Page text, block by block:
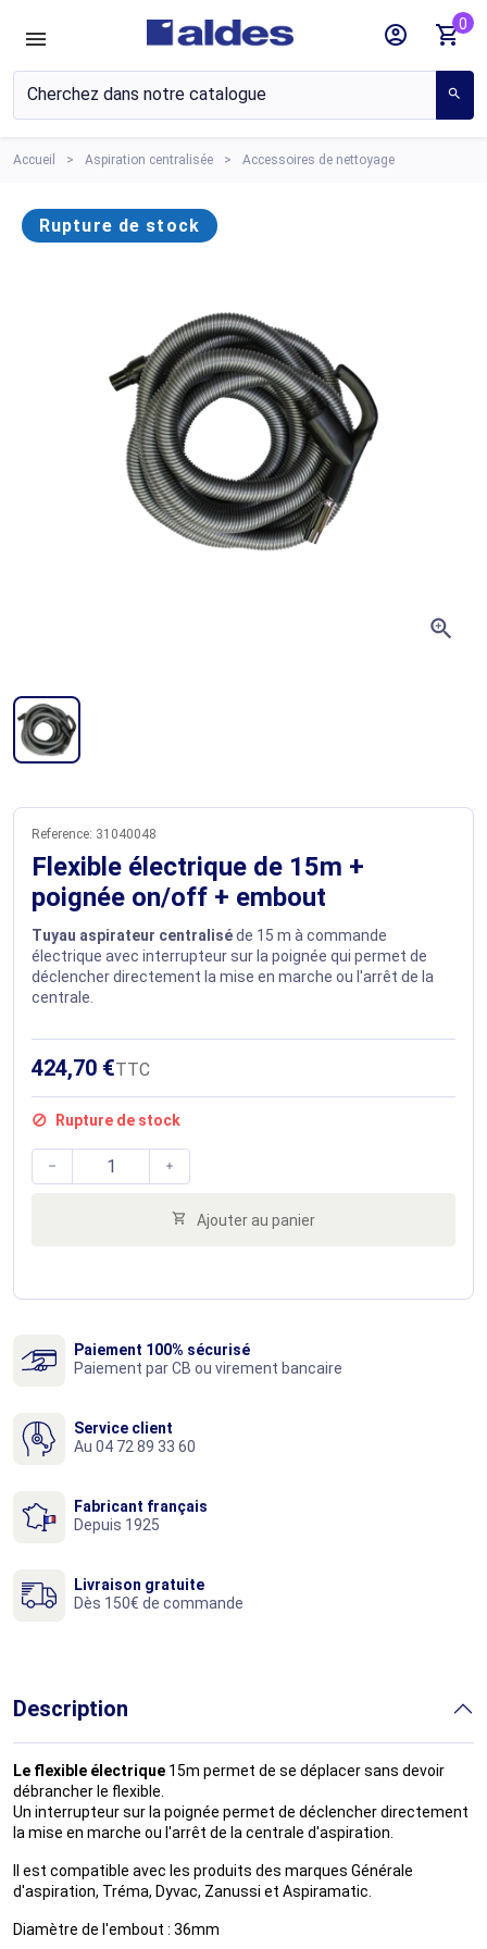
search
account_circle shopping_cart0
Accueil Aspiration centralisée Accessoires de nettoyage
Rupture de stock
zoom_in
Reference: 31040048
Flexible électrique de 15m +
poignée on/off + embout
Tuyau aspirateur centraliséde 15 m à commande
électrique avec interrupteur sur la poignée qui permet de
déclencher directement la mise en marche ou l'arrêt de la
centrale.
424,70 €TTC
 Rupture de stock
 
 Ajouter au panier
Paiement 100% sécurisé
Paiement par CB ou virement bancaire
Service client
Au 04 72 89 33 60
Fabricant français
Depuis 1925
Livraison gratuite
Dès 150€ de commande
Description
Le flexible électrique 15m permet de se déplacer sans devoir
débrancher le flexible.
Un interrupteur sur la poignée permet de déclencher directement
la mise en marche ou l'arrêt de la centrale d'aspiration.
Il est compatible avec les produits des marques Générale
d'aspiration, Tréma, Dyvac, Zanussi et Aspiramatic.
Diamètre de l'embout : 36mm